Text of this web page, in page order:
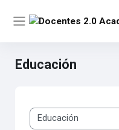
fuente
Educación
Categorías